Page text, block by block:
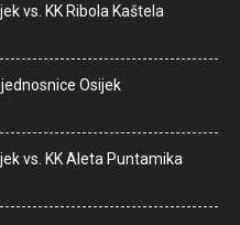
vs. KK Ribola Kaštela
Osijek
vs. KK Aleta Puntamika